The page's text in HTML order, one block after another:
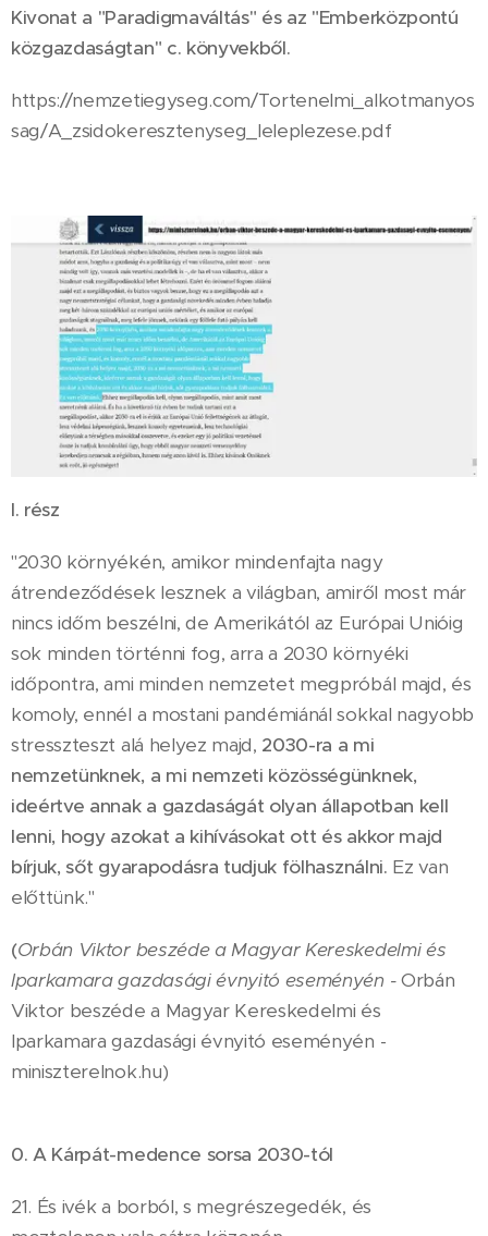
Kivonat a "Paradigmaváltás" és az "Emberközpontú
közgazdaságtan" c. könyvekből.
https://nemzetiegyseg.com/Tortenelmi_alkotmanyos
sag/A_zsidokeresztenyseg_leleplezese.pdf
I. rész
"2030 környékén, amikor mindenfajta nagy
átrendeződések lesznek a világban, amiről most már
nincs időm beszélni, de Amerikától az Európai Unióig
sok minden történni fog, arra a 2030 környéki
időpontra, ami minden nemzetet megpróbál majd, és
komoly, ennél a mostani pandémiánál sokkal nagyobb
stresszteszt alá helyez majd, 2030-ra a mi
nemzetünknek, a mi nemzeti közösségünknek,
ideértve annak a gazdaságát olyan állapotban kell
lenni, hogy azokat a kihívásokat ott és akkor majd
bírjuk, sőt gyarapodásra tudjuk fölhasználni. Ez van
előttünk."
(Orbán Viktor beszéde a Magyar Kereskedelmi és
Iparkamara gazdasági évnyitó eseményén -Orbán
Viktor beszéde a Magyar Kereskedelmi és
Iparkamara gazdasági évnyitó eseményén -
miniszterelnok.hu)
0. A Kárpát-medence sorsa 2030-tól
21. És ivék a borból, s megrészegedék, és